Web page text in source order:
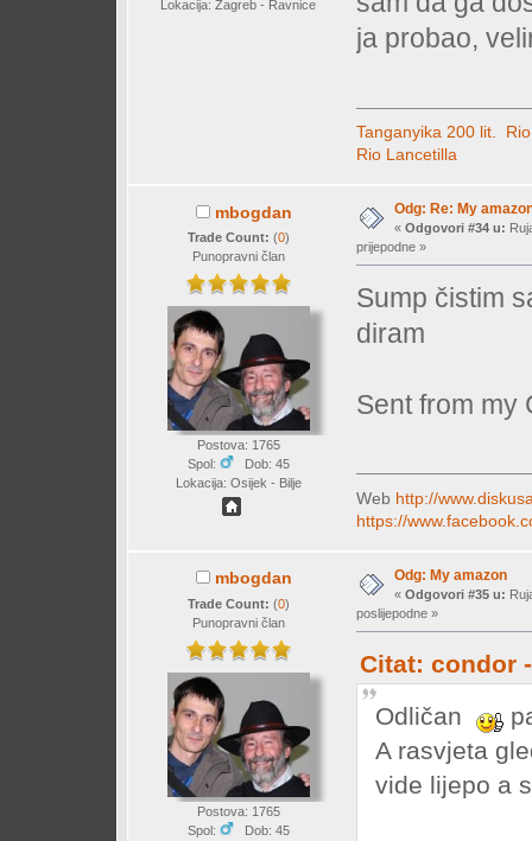
Lokacija: Zagreb - Ravnice
ja probao,
Tanganyika 200 lit.
Rio Lancetilla
mbogdan
Trade Count: (0)
Punopravni član
Postova: 1765
Spol:
Dob: 45
Lokacija: Osijek - Bilje
Odg: Re: My
« Odgovori #34 u:
prijepodne »
Sump čistim
diram
Sent from my
Web http://
https://
mbogdan
Trade Count: (0)
Punopravni član
Postova: 1765
Spol:
Dob: 45
Odg: My amazon
« Odgovori #35 u:
poslijepodne »
Citat: condor
Odličan
A rasvjeta
vide lijepo a